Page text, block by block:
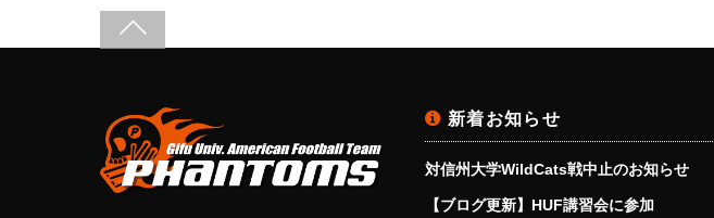
新着お知らせ
対信州大学WildCats戦中止のお知らせ
【ブログ更新】HUF講習会に参加